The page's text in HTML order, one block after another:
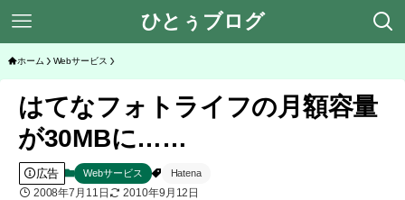
ひとぅブログ
ホーム Webサービス
はてなフォトライフの月額容量
が30MBに……
広告 Webサービス Hatena
2008年7月11日 2010年9月12日